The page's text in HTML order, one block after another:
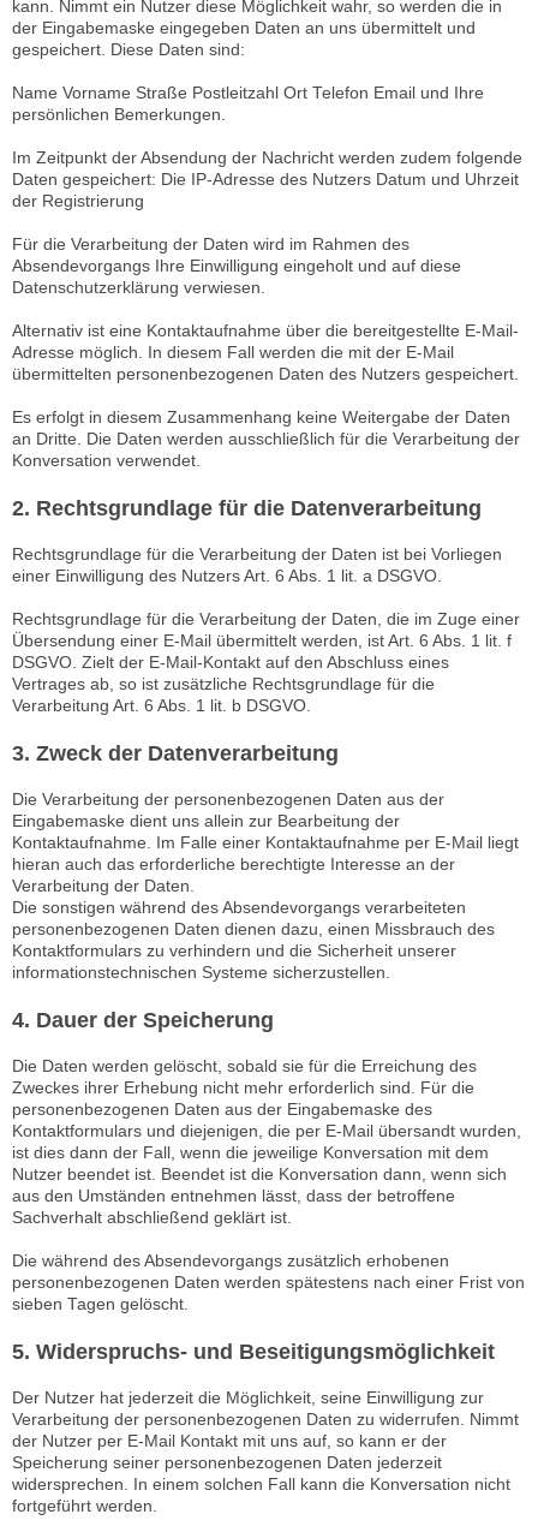
kann. Nimmt ein Nutzer diese Möglichkeit wahr, so werden die in
der Eingabemaske eingegeben Daten an uns übermittelt und
gespeichert. Diese Daten sind:
Name Vorname Straße Postleitzahl Ort Telefon Email und Ihre
persönlichen Bemerkungen.
Im Zeitpunkt der Absendung der Nachricht werden zudem folgende
Daten gespeichert: Die IP-Adresse des Nutzers Datum und Uhrzeit
der Registrierung
Für die Verarbeitung der Daten wird im Rahmen des
Absendevorgangs Ihre Einwilligung eingeholt und auf diese
Datenschutzerklärung verwiesen.
Alternativ ist eine Kontaktaufnahme über die bereitgestellte E-Mail-
Adresse möglich. In diesem Fall werden die mit der E-Mail
übermittelten personenbezogenen Daten des Nutzers gespeichert.
Es erfolgt in diesem Zusammenhang keine Weitergabe der Daten
an Dritte. Die Daten werden ausschließlich für die Verarbeitung der
Konversation verwendet.
2. Rechtsgrundlage für die Datenverarbeitung
Rechtsgrundlage für die Verarbeitung der Daten ist bei Vorliegen
einer Einwilligung des Nutzers Art. 6 Abs. 1 lit. a DSGVO.
Rechtsgrundlage für die Verarbeitung der Daten, die im Zuge einer
Übersendung einer E-Mail übermittelt werden, ist Art. 6 Abs. 1 lit. f
DSGVO. Zielt der E-Mail-Kontakt auf den Abschluss eines
Vertrages ab, so ist zusätzliche Rechtsgrundlage für die
Verarbeitung Art. 6 Abs. 1 lit. b DSGVO.
3. Zweck der Datenverarbeitung
Die Verarbeitung der personenbezogenen Daten aus der
Eingabemaske dient uns allein zur Bearbeitung der
Kontaktaufnahme. Im Falle einer Kontaktaufnahme per E-Mail liegt
hieran auch das erforderliche berechtigte Interesse an der
Verarbeitung der Daten.
Die sonstigen während des Absendevorgangs verarbeiteten
personenbezogenen Daten dienen dazu, einen Missbrauch des
Kontaktformulars zu verhindern und die Sicherheit unserer
informationstechnischen Systeme sicherzustellen.
4. Dauer der Speicherung
Die Daten werden gelöscht, sobald sie für die Erreichung des
Zweckes ihrer Erhebung nicht mehr erforderlich sind. Für die
personenbezogenen Daten aus der Eingabemaske des
Kontaktformulars und diejenigen, die per E-Mail übersandt wurden,
ist dies dann der Fall, wenn die jeweilige Konversation mit dem
Nutzer beendet ist. Beendet ist die Konversation dann, wenn sich
aus den Umständen entnehmen lässt, dass der betroffene
Sachverhalt abschließend geklärt ist.
Die während des Absendevorgangs zusätzlich erhobenen
personenbezogenen Daten werden spätestens nach einer Frist von
sieben Tagen gelöscht.
5. Widerspruchs- und Beseitigungsmöglichkeit
Der Nutzer hat jederzeit die Möglichkeit, seine Einwilligung zur
Verarbeitung der personenbezogenen Daten zu widerrufen. Nimmt
der Nutzer per E-Mail Kontakt mit uns auf, so kann er der
Speicherung seiner personenbezogenen Daten jederzeit
widersprechen. In einem solchen Fall kann die Konversation nicht
fortgeführt werden.